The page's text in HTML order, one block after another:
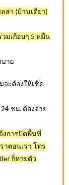
ล่า (บ้านเดี่ยว)
วมเกือบๆ 5 หมื่น
าย
จะต้องให้เช็ค
ชม. ต้องจ่าย
งการปิดพื้นที่
าตอนเรา โทร
ก็หายตัว